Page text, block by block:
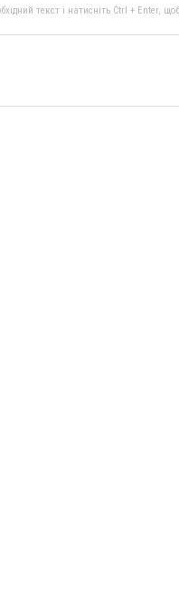
текст і натисніть Ctrl + Enter,